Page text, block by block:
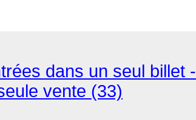
dans un seul billet -
vente (33)